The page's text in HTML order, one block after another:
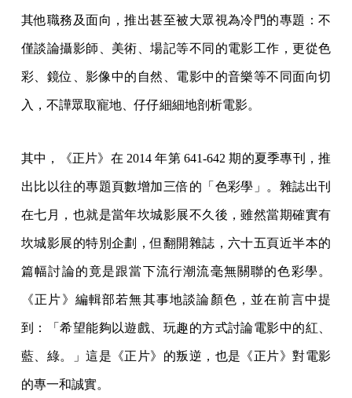
其他職務及面向，推出甚至被大眾視為冷門的專題：不
僅談論攝影師、美術、場記等不同的電影工作，更從色
彩、鏡位、影像中的自然、電影中的音樂等不同面向切
入，不譁眾取寵地、仔仔細細地剖析電影。
其中，《正片》在 2014 年第 641-642 期的夏季專刊，推
出比以往的專題頁數增加三倍的「色彩學」。雜誌出刊
在七月，也就是當年坎城影展不久後，雖然當期確實有
坎城影展的特別企劃，但翻開雜誌，六十五頁近半本的
篇幅討論的竟是跟當下流行潮流毫無關聯的色彩學。
《正片》編輯部若無其事地談論顏色，並在前言中提
到：「希望能夠以遊戲、玩趣的方式討論電影中的紅、
藍、綠。」這是《正片》的叛逆，也是《正片》對電影
的專一和誠實。